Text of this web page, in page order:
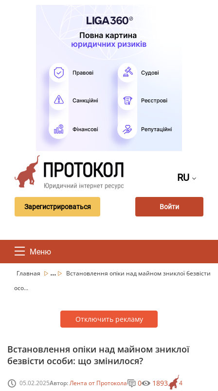
RU
Зарегистрироваться Войти
Меню
Главная ...
Встановлення опіки над майном зниклої безвісти
осо...
Отключить рекламу
Встановлення опіки над майном зниклої
безвісти особи: що змінилося?
05.02.2025Автор:Лента от Протокола 4
0 1893